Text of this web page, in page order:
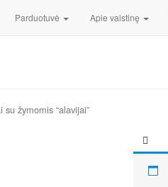
Parduotuvė Apie vaistinę
su žymomis “alavijai”